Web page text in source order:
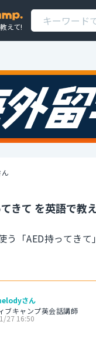
えて!
きて を英語で教
う「AED持ってき
さん
ブキャンプ英会話講師
27 16:50